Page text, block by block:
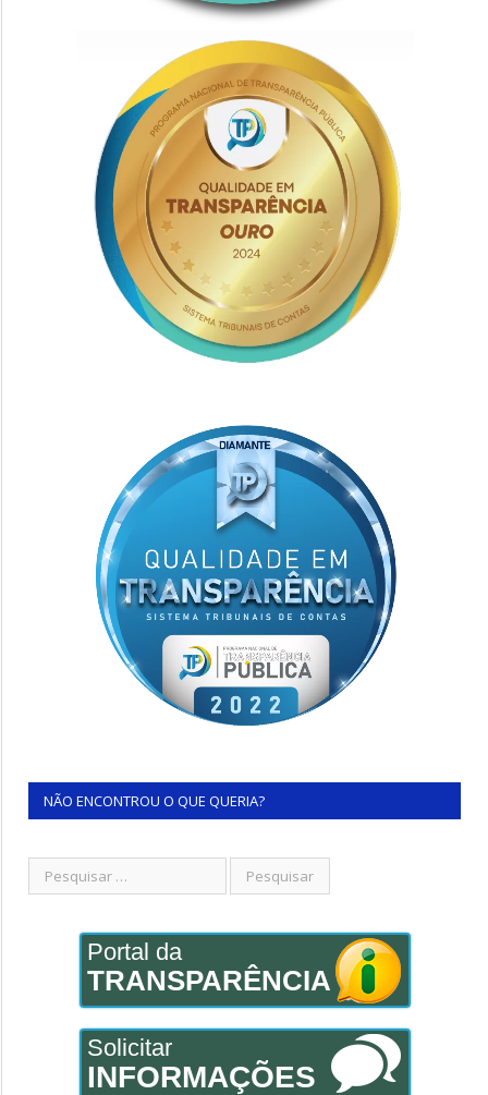
NÃO ENCONTROU O QUE QUERIA?
Portal da
TRANSPARÊNCIA
Solicitar
INFORMAÇÕES